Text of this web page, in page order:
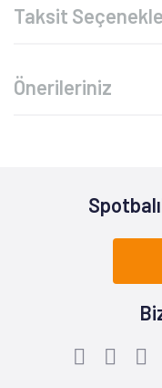
Taksit
Önerileriniz